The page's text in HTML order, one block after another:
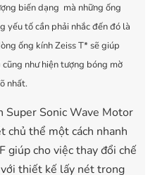
biến dạng mà những ống
yếu tố cần phải nhắc đến đó là
ống kính Zeiss T* sẽ giúp
như hiện tượng bóng mờ
nhất.
Super Sonic Wave Motor
chủ thể một cách nhanh
giúp cho việc thay đổi chế
thiết kế lấy nét trong